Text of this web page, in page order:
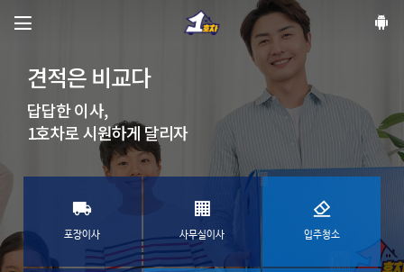
견적은 비교다
답답한 이사,
1호차로 시원하게 달리자
이삿날은 같지만,
나의 이사는 다르다.
나보다 내짐을 더 잘아는 이사, 1호차
포장이사 사무실이사 입주청소